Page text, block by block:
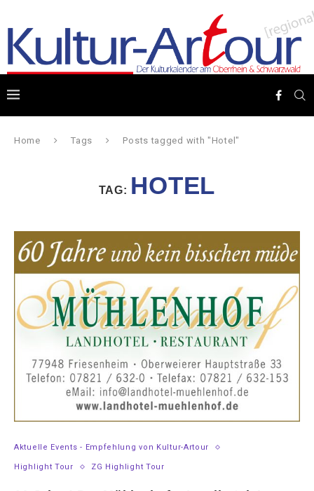
Home Tags Posts tagged with "Hotel"
TAG: HOTEL
Aktuelle Events - Empfehlung von Kultur-Artour
Highlight Tour ZG Highlight Tour